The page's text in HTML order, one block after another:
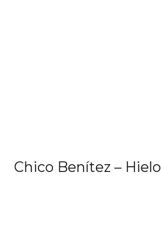
Chico Benítez – Hielo